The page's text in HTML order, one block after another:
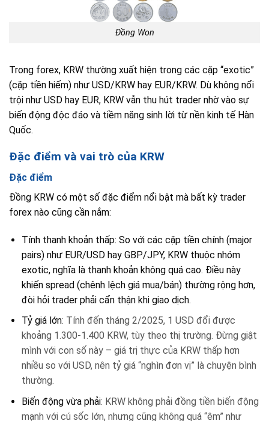
Đồng Won
Trong forex, KRW thường xuất hiện trong các cặp “exotic”
(cặp tiền hiếm) như USD/KRW hay EUR/KRW. Dù không nổi
trội như USD hay EUR, KRW vẫn thu hút trader nhờ vào sự
biến động độc đáo và tiềm năng sinh lời từ nền kinh tế Hàn
Quốc.
Đặc điểm và vai trò của KRW
Đặc điểm
Đồng KRW có một số đặc điểm nổi bật mà bất kỳ trader
forex nào cũng cần nắm:
Tính thanh khoản thấp: So với các cặp tiền chính (major
pairs) như EUR/USD hay GBP/JPY, KRW thuộc nhóm
exotic, nghĩa là thanh khoản không quá cao. Điều này
khiến spread (chênh lệch giá mua/bán) thường rộng hơn,
đòi hỏi trader phải cẩn thận khi giao dịch.
Tỷ giá lớn: Tính đến tháng 2/2025, 1 USD đổi được
khoảng 1.300-1.400 KRW, tùy theo thị trường. Đừng giật
mình với con số này – giá trị thực của KRW thấp hơn
nhiều so với USD, nên tỷ giá “nghìn đơn vị” là chuyện bình
thường.
Biến động vừa phải: KRW không phải đồng tiền biến động
mạnh với cú sốc lớn, nhưng cũng không quá “êm” như